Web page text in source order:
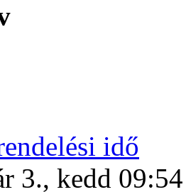
idő
3., kedd 09:54